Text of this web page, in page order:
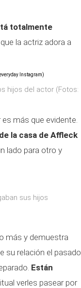
totalmente
la actriz adora a
hijos del actor (Fotos:
más que evidente.
la casa de Affleck
lado para otro y
sus hijos
más y demuestra
su relación el pasado
Están
verles pasear por